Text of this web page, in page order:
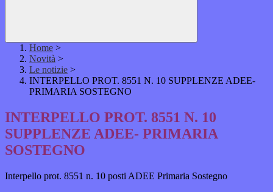
Home >
Novità >
Le notizie >
INTERPELLO PROT. 8551 N. 10 SUPPLENZE ADEE-
PRIMARIA SOSTEGNO
INTERPELLO PROT. 8551 N. 10
SUPPLENZE ADEE- PRIMARIA
SOSTEGNO
Interpello prot. 8551 n. 10 posti ADEE Primaria Sostegno